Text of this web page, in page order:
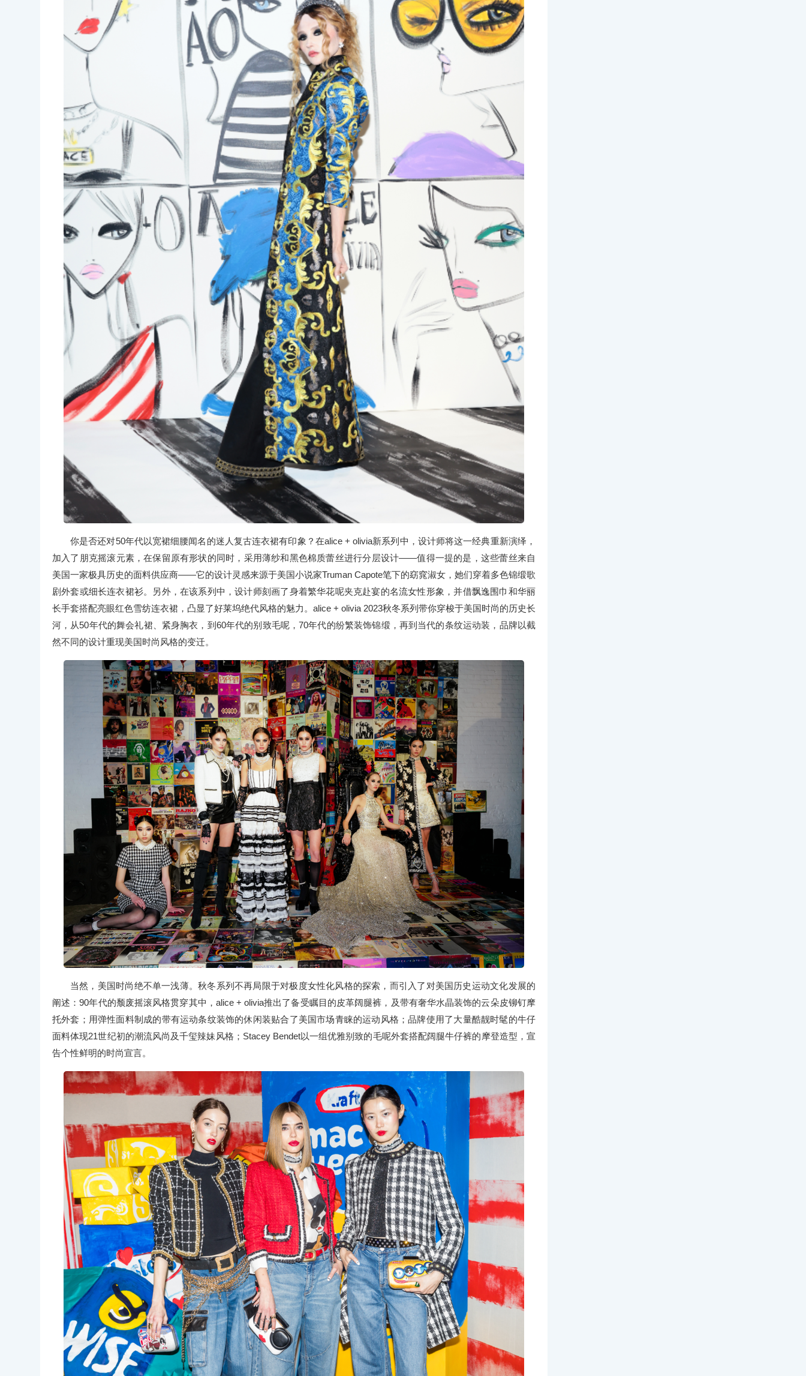
你是否还对50年代以宽裙细腰闻名的迷人复古连衣裙有印象？在alice + olivia新系列中，设计师将这一经典重新演绎，
加入了朋克摇滚元素，在保留原有形状的同时，采用薄纱和黑色棉质蕾丝进行分层设计——值得一提的是，这些蕾丝来自
美国一家极具历史的面料供应商——它的设计灵感来源于美国小说家Truman Capote笔下的窈窕淑女，她们穿着多色锦缎歌
剧外套或细长连衣裙衫。另外，在该系列中，设计师刻画了身着繁华花呢夹克赴宴的名流女性形象，并借飘逸围巾和华丽
长手套搭配亮眼红色雪纺连衣裙，凸显了好莱坞绝代风格的魅力。alice + olivia 2023秋冬系列带你穿梭于美国时尚的历史长
河，从50年代的舞会礼裙、紧身胸衣，到60年代的别致毛呢，70年代的纷繁装饰锦缎，再到当代的条纹运动装，品牌以截
然不同的设计重现美国时尚风格的变迁。
当然，美国时尚绝不单一浅薄。秋冬系列不再局限于对极度女性化风格的探索，而引入了对美国历史运动文化发展的
阐述：90年代的颓废摇滚风格贯穿其中，alice + olivia推出了备受瞩目的皮革阔腿裤，及带有奢华水晶装饰的云朵皮铆钉摩
托外套；用弹性面料制成的带有运动条纹装饰的休闲装贴合了美国市场青睐的运动风格；品牌使用了大量酷靓时髦的牛仔
面料体现21世纪初的潮流风尚及千玺辣妹风格；Stacey Bendet以一组优雅别致的毛呢外套搭配阔腿牛仔裤的摩登造型，宣
告个性鲜明的时尚宣言。